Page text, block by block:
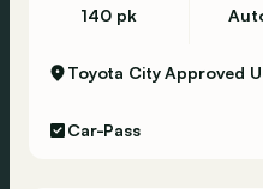
140 pk
Car-Pass